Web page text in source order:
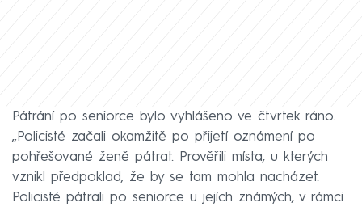
Pátrání po seniorce bylo vyhlášeno ve čtvrtek ráno.
„Policisté začali okamžitě po přijetí oznámení po
pohřešované ženě pátrat. Prověřili místa, u kterých
vznikl předpoklad, že by se tam mohla nacházet.
Policisté pátrali po seniorce u jejích známých, v rámci